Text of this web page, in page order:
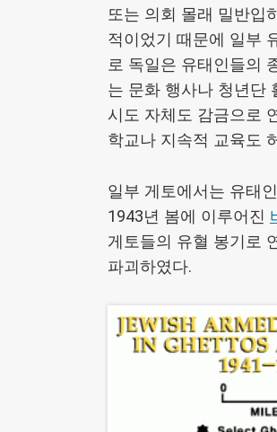
또는 의회 몰래 밀반입
적이었기 때문에 일부
로 독일은 유태인들의
는 문화 행사나 청년단
시도 자체도 감금으로
학교나 지속적 교육도
일부 게토에서는 유태
1943년 봄에 이루어진
게토들의 유혈 봉기로
파괴하였다.